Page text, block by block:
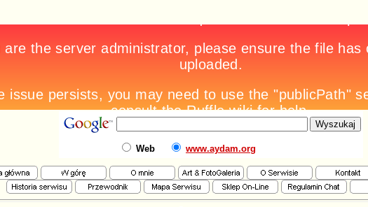
Web www.aydam.org